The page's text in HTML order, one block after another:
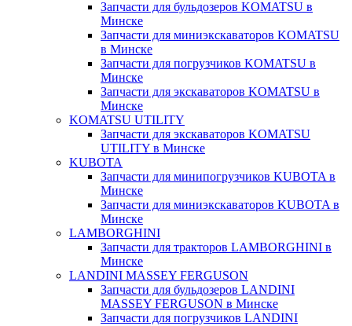
Запчасти для бульдозеров KOMATSU в
Минске
Запчасти для миниэкскаваторов KOMATSU
в Минске
Запчасти для погрузчиков KOMATSU в
Минске
Запчасти для экскаваторов KOMATSU в
Минске
KOMATSU UTILITY
Запчасти для экскаваторов KOMATSU
UTILITY в Минске
KUBOTA
Запчасти для минипогрузчиков KUBOTA в
Минске
Запчасти для миниэкскаваторов KUBOTA в
Минске
LAMBORGHINI
Запчасти для тракторов LAMBORGHINI в
Минске
LANDINI MASSEY FERGUSON
Запчасти для бульдозеров LANDINI
MASSEY FERGUSON в Минске
Запчасти для погрузчиков LANDINI